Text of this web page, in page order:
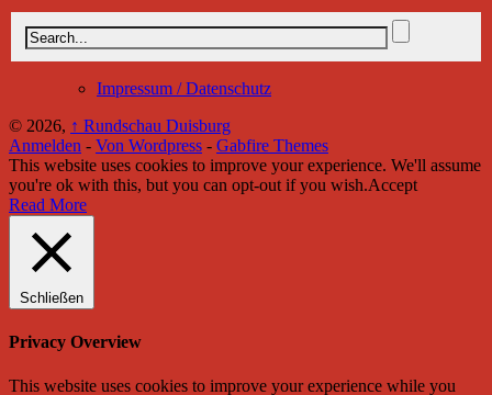
Impressum / Datenschutz
© 2026, ↑ Rundschau Duisburg
Anmelden - Von Wordpress - Gabfire Themes
This website uses cookies to improve your experience. We'll assume
you're ok with this, but you can opt-out if you wish.Accept
Read More
Schließen
Privacy Overview
This website uses cookies to improve your experience while you